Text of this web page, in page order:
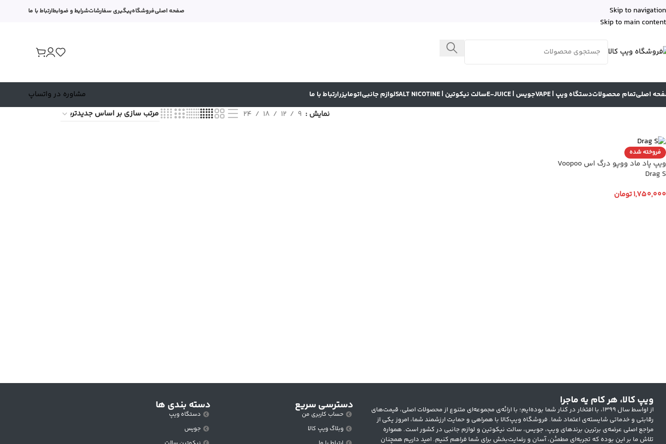
Skip to navigation
Skip to main content
صفحه اصلیفروشگاهپیگیری سفارشاتشرایط و ضوابطارتباط با ما
اصلیتمام محصولاتدستگاه ویپ | VAPE جویس | E-JUICE سالت نیکوتین | SALT NICOTINE لوازم جانبیاتومایزرارتباط با ما
مشاوره در واتساپ
نمایش
9
12
18
24
فروخته شده
ویپ پاد ماد ووپو درگ اس Voopoo
Drag S
1,750,000تومان
ویپ کالا، هر کام یه ماجرا
از اواسط سال ۱۳۹۹، با افتخار در کنار شما بوده‌ایم؛ با ارائه‌ی مجموعه‌ای متنوع از محصولات اصلی، قیمت‌های
رقابتی و خدماتی شایسته‌ی اعتماد شما. فروشگاه ویپ‌کالا با همراهی و حمایت ارزشمند شما، امروز یکی از
مراجع اصلی عرضه‌ی برترین برندهای ویپ، جویس، سالت نیکوتین و لوازم جانبی در کشور است. همواره
تلاش ما بر این بوده که تجربه‌ای مطمئن، آسان و رضایت‌بخش برای شما فراهم کنیم. امید داریم همچنان
دسترسی سریع
حساب کاربری من
وبلاگ ویپ کالا
دسته بندی ها
دستگاه ویپ
جویس